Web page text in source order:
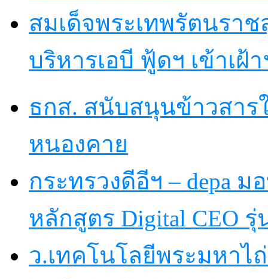
สมเด็จพระเทพรัตนรา
บริหารเอบี ฟู้ดฯ เข้าเฝ้
ธกส. สนับสนุนข้าวสาร
หนองคาย
กระทรวงดีอีฯ – depa
หลักสูตร Digital CEO รุ่
ว.เทคโนโลยีพระมหาไ